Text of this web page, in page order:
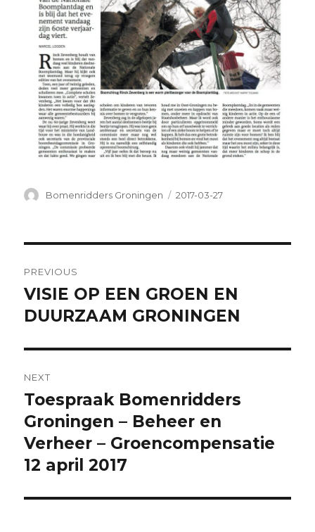
Author
Bomenridders Groningen
Posted
2017-03-27
navigation
PREVIOUS
Previous
post:
VISIE OP EEN GROEN EN
DUURZAAM GRONINGEN
NEXT
Next
post:
Toespraak Bomenridders
Groningen – Beheer en
Verheer – Groencompensatie
12 april 2017